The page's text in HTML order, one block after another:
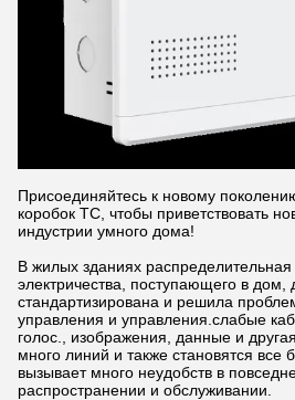
Присоединяйтесь к новому
коробок TC, чтобы приветствовать
индустрии умного дома!
В жилых зданиях распределительная
электричества, поступающего в дом,
стандартизирована и решила
управления и управления.слабые
голос., изображения, данные и
много линий и также становятся все
вызывает много неудобств в
распространении и обслуживании.